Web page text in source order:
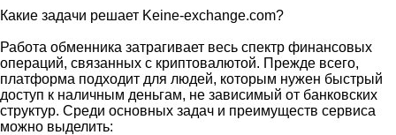
Какие задачи решает Keine-exchange.com?
Работа обменника затрагивает весь спектр финансовых
операций, связанных с криптовалютой. Прежде всего,
платформа подходит для людей, которым нужен быстрый
доступ к наличным деньгам, не зависимый от банковских
структур. Среди основных задач и преимуществ сервиса
можно выделить: